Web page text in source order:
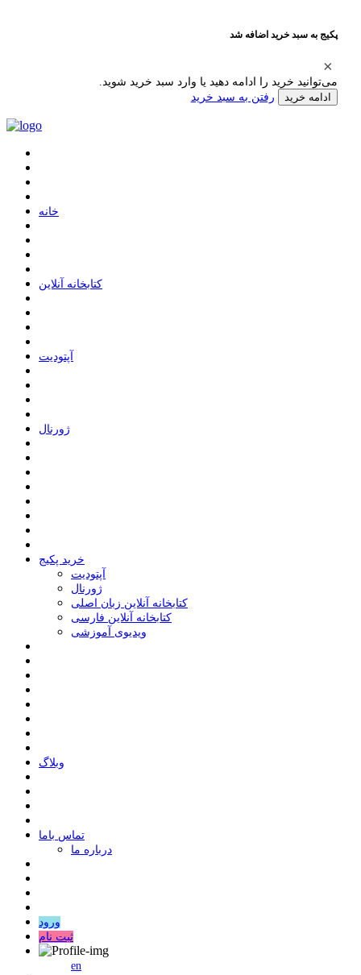
پکیج به سبد خرید اضافه شد
می‌توانید خرید را ادامه دهید یا وارد سبد خرید شوید.
ادامه خرید رفتن به سبد خرید
ﺧﺎﻧﻪ
ﮐﺘﺎﺑﺨﺎﻧﻪ ﺁﻧﻼﯾﻦ
ﺁﭘﺘﻮﺩﯾﺖ
ﮊﻭﺭﻧﺎﻝ
خرید پکیج
ﺁﭘﺘﻮﺩﯾﺖ
ﮊﻭﺭﻧﺎﻝ
کتابخانه آنلاین زبان اصلی
کتابخانه آنلاین فارسی
ویدیوی آموزشی
وبلاگ
ﺗﻤﺎﺱ ﺑﺎﻣﺎ
درباره ما
ورود
ثبت نام
en